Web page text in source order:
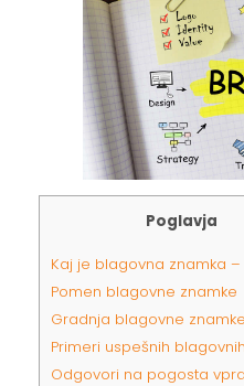
Poglavja
Kaj je blagovna znamka
Pomen blagovne znamke
Gradnja blagovne znamke
Primeri uspešnih
Odgovori na pogosta